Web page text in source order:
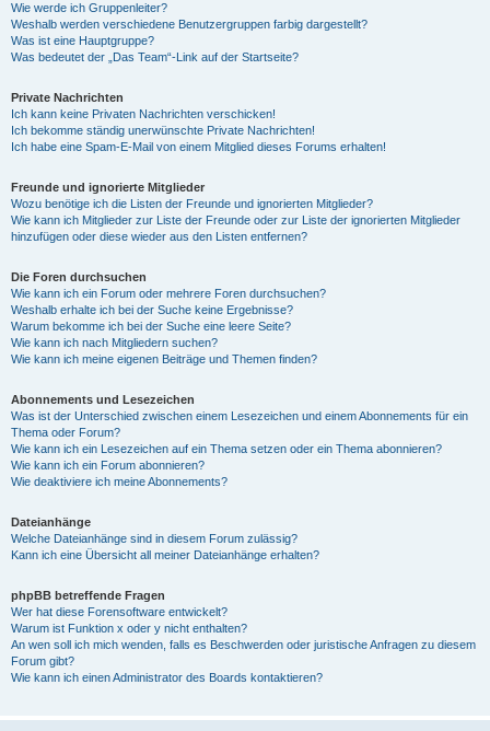
Wie werde ich Gruppenleiter?
Weshalb werden verschiedene Benutzergruppen farbig dargestellt?
Was ist eine Hauptgruppe?
Was bedeutet der „Das Team“-Link auf der Startseite?
Private Nachrichten
Ich kann keine Privaten Nachrichten verschicken!
Ich bekomme ständig unerwünschte Private Nachrichten!
Ich habe eine Spam-E-Mail von einem Mitglied dieses Forums erhalten!
Freunde und ignorierte Mitglieder
Wozu benötige ich die Listen der Freunde und ignorierten Mitglieder?
Wie kann ich Mitglieder zur Liste der Freunde oder zur Liste der ignorierten Mitglieder
hinzufügen oder diese wieder aus den Listen entfernen?
Die Foren durchsuchen
Wie kann ich ein Forum oder mehrere Foren durchsuchen?
Weshalb erhalte ich bei der Suche keine Ergebnisse?
Warum bekomme ich bei der Suche eine leere Seite?
Wie kann ich nach Mitgliedern suchen?
Wie kann ich meine eigenen Beiträge und Themen finden?
Abonnements und Lesezeichen
Was ist der Unterschied zwischen einem Lesezeichen und einem Abonnements für ein
Thema oder Forum?
Wie kann ich ein Lesezeichen auf ein Thema setzen oder ein Thema abonnieren?
Wie kann ich ein Forum abonnieren?
Wie deaktiviere ich meine Abonnements?
Dateianhänge
Welche Dateianhänge sind in diesem Forum zulässig?
Kann ich eine Übersicht all meiner Dateianhänge erhalten?
phpBB betreffende Fragen
Wer hat diese Forensoftware entwickelt?
Warum ist Funktion x oder y nicht enthalten?
An wen soll ich mich wenden, falls es Beschwerden oder juristische Anfragen zu diesem
Forum gibt?
Wie kann ich einen Administrator des Boards kontaktieren?